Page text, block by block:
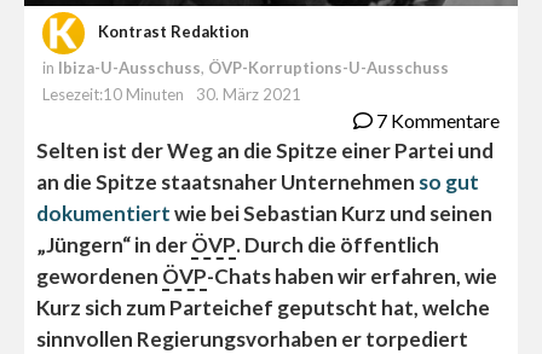
Kontrast Redaktion
in Ibiza-U-Ausschuss, ÖVP-Korruptions-U-Ausschuss
Lesezeit:10 Minuten
30. März 2021
7 Kommentare
Selten ist der Weg an die Spitze einer Partei und
an die Spitze staatsnaher Unternehmen so gut
dokumentiertwie bei Sebastian Kurz und seinen
„Jüngern“ in derÖVP. Durch die öffentlich
gewordenen ÖVP-Chats haben wir erfahren, wie
Kurz sich zum Parteichef geputscht hat, welche
sinnvollen Regierungsvorhaben er torpediert